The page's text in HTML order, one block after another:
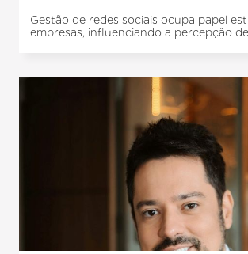
Gestão de redes sociais ocupa papel
empresas, influenciando a percepção